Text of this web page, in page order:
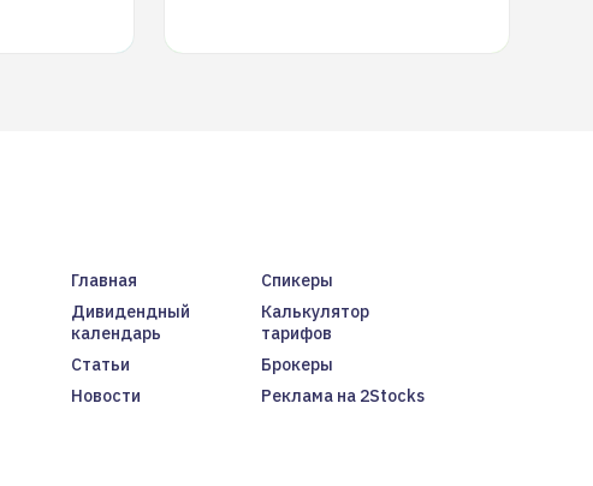
Главная
Спикеры
Дивидендный
календарь
Калькулятор
тарифов
Статьи
Брокеры
Новости
Реклама на 2Stocks